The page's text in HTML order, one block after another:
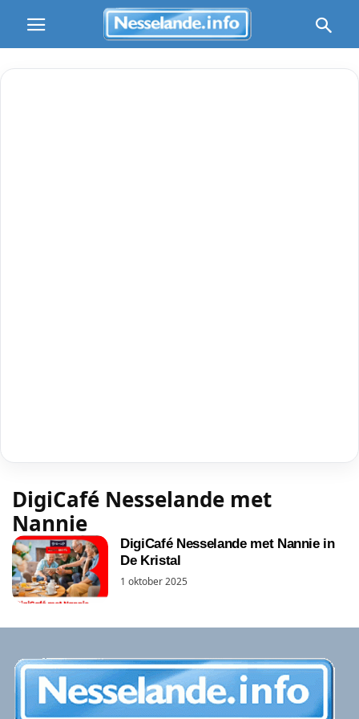
DigiCafé Nesselande met
Nannie
DigiCafé Nesselande met Nannie in
De Kristal
1 oktober 2025